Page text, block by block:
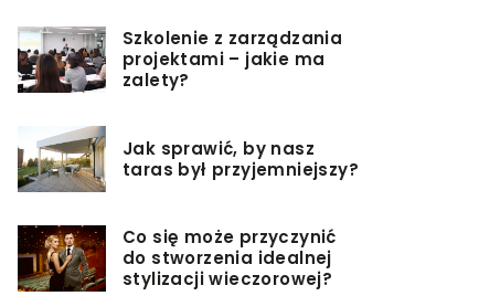
Szkolenie z zarządzania
projektami – jakie ma
zalety?
Jak sprawić, by nasz
taras był przyjemniejszy?
Co się może przyczynić
do stworzenia idealnej
stylizacji wieczorowej?